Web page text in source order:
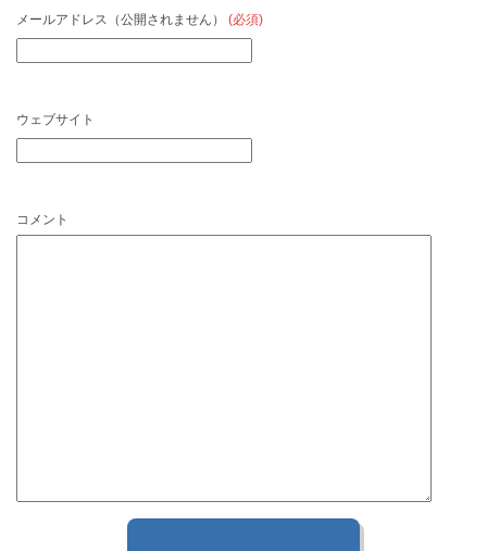
メールアドレス（公開されません） (必須)
ウェブサイト
コメント